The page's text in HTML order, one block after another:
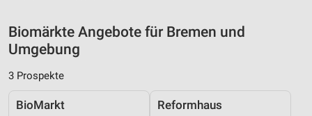
Biomärkte Angebote für Bremen und
Umgebung
3 Prospekte
BioMarkt Reformhaus
Messung der Performance von Inhalten
Kombinationen von Daten aus verschiedenen